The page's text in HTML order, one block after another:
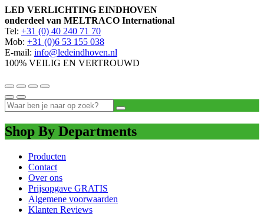
LED VERLICHTING EINDHOVEN
onderdeel van MELTRACO International
Tel: +31 (0) 40 240 71 70
Mob: +31 (0)6 53 155 038
E-mail: info@ledeindhoven.nl
100% VEILIG EN VERTROUWD
Shop By Departments
Producten
Contact
Over ons
Prijsopgave GRATIS
Algemene voorwaarden
Klanten Reviews